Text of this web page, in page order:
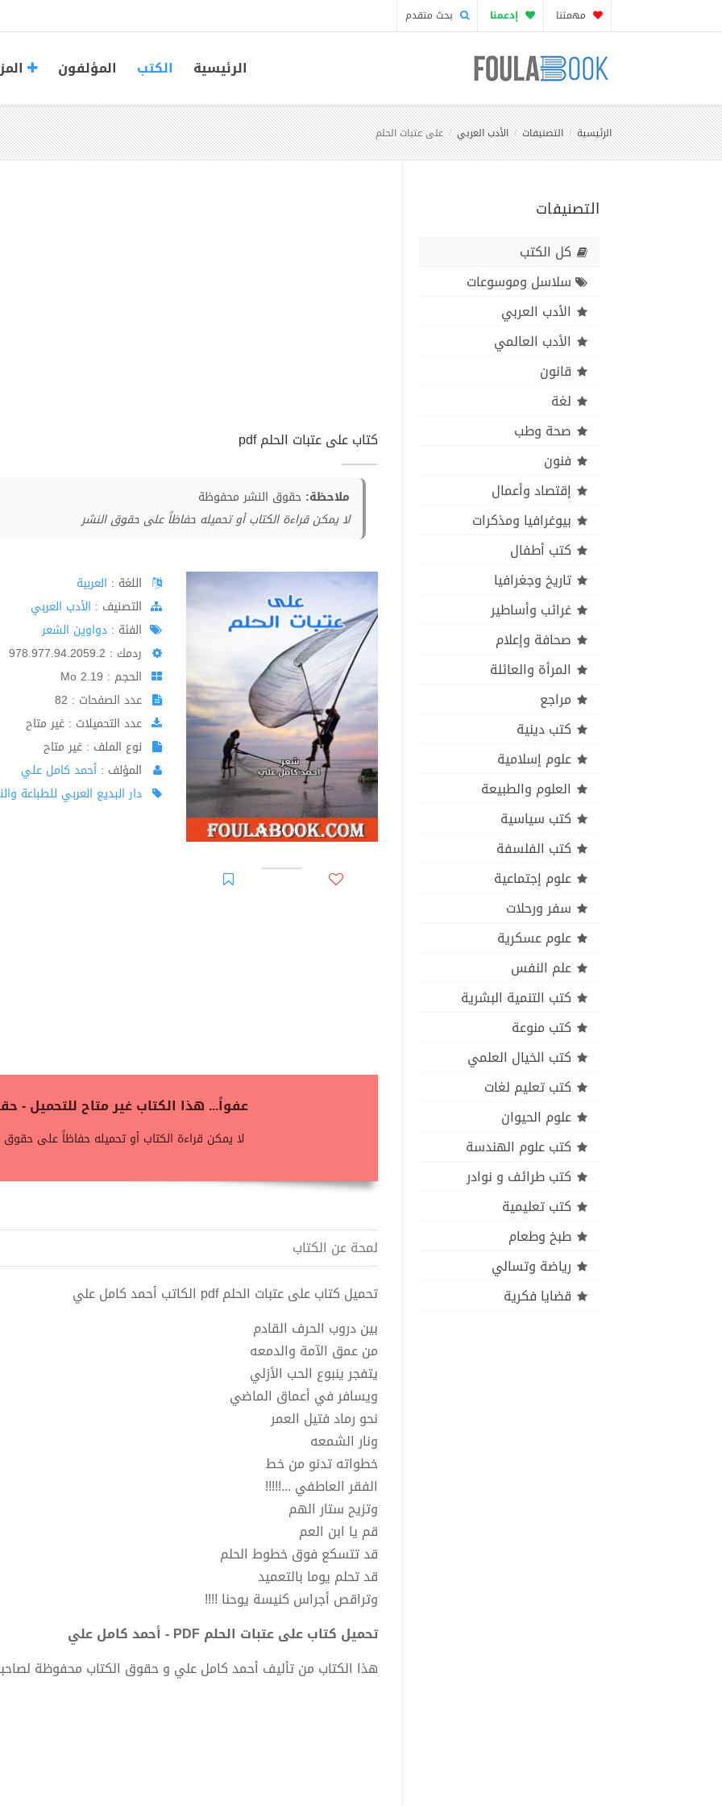
مهمتنا إدعمنا بحث متقدم
الرئيسية الكتب المؤلفون
الرئيسية التصنيفات الأدب العربي على عتبات الحلم
التصنيفات
كل الكتب
سلاسل وموسوعات
الأدب العربي
الأدب العالمي
قانون
لغة
صحة وطب
فنون
إقتصاد وأعمال
بيوغرافيا ومذكرات
كتب أطفال
تاريخ وجغرافيا
غرائب وأساطير
صحافة وإعلام
المرأة والعائلة
مراجع
كتب دينية
علوم إسلامية
العلوم والطبيعة
كتب سياسية
كتب الفلسفة
علوم إجتماعية
سفر ورحلات
علوم عسكرية
علم النفس
كتب التنمية البشرية
كتب منوعة
كتب الخيال العلمي
كتب تعليم لغات
علوم الحيوان
كتب علوم الهندسة
كتب طرائف و نوادر
كتب تعليمية
طبخ وطعام
رياضة وتسالي
قضايا فكرية
كتاب على عتبات الحلم pdf
ملاحظة: حقوق النشر محفوظة
لا يمكن قراءة الكتاب أو تحميله حفاظاً على حقوق النشر
اللغة : العربية
اﻟﺘﺼﻨﻴﻒ : الأدب العربي
الفئة : دواوين الشعر
ردمك : 978.977.94.2059.2
الحجم : 2.19 Mo
عدد الصفحات : 82
عدد التحميلات : غير متاح
نوع الملف : غير متاح
المؤلف : أحمد كامل علي
دار البديع العربي للطباعة
عفواً... هذا الكتاب غير متاح للتحميل -
لا يمكن قراءة الكتاب أو تحميله حفاظاً على حقوق
لمحة عن الكتاب
تحميل كتاب على عتبات الحلم pdf الكاتب أحمد كامل علي
بین دروب الحرف القادم
من عمق الآمة والدمعه
يتفجر ينبوع الحب الأزلي
ويسافر في أعماق الماضي
نحو رماد فتيل العمر
ونار الشمعه
خطواته تدنو من خط
الفقر العاطفي ...!!!!!
وتزيح ستار الهم
قم يا ابن العم
قد تتسكع فوق خطوط الحلم
قد تحلم يوما بالتعميد
وتراقص أجراس كنيسة يوحنا !!!!
تحميل كتاب على عتبات الحلم PDF - أحمد كامل علي
هذا الكتاب من تأليف أحمد كامل علي و حقوق الكتاب محفوظة